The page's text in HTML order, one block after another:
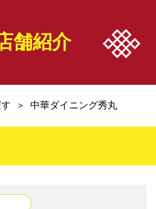
舗紹介
中華ダイニング秀丸